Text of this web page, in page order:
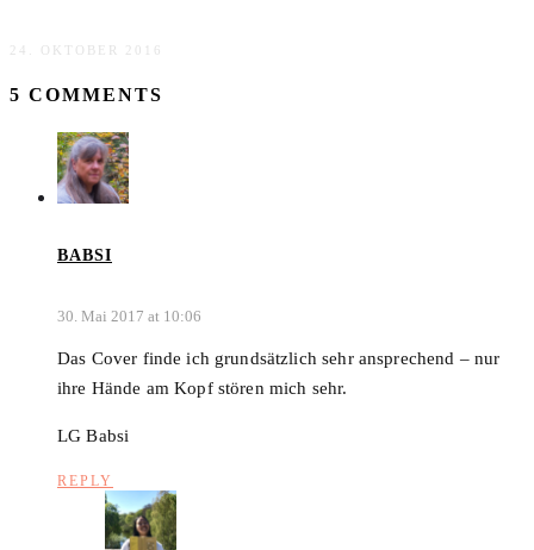
24. OKTOBER 2016
5 COMMENTS
BABSI
30. Mai 2017 at 10:06
Das Cover finde ich grundsätzlich sehr ansprechend – nur
ihre Hände am Kopf stören mich sehr.
LG Babsi
REPLY